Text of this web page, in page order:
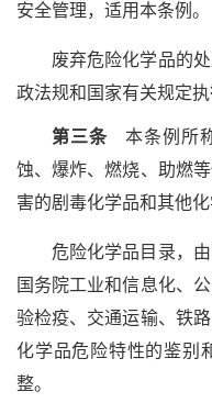
安全管理，适用本条例。
废弃危险化学品的
政法规和国家有关规定执
第三条本条例所称
蚀、爆炸、燃烧、助燃
害的剧毒化学品和其他化
危险化学品目录，
国务院工业和信息化、
验检疫、交通运输、铁
化学品危险特性的鉴别
整。